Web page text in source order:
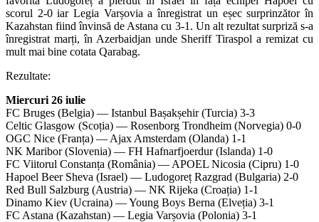
scorul 2-0 iar Legia Varșovia a înregistrat un eșec surprinzător în
Kazahstan fiind învinsă de Astana cu 3-1. Un alt rezultat surpriză s-a
înregistrat marți, în Azerbaidjan unde Sheriff Tiraspol a remizat cu
mult mai bine cotata Qarabag.
Rezultate:
Miercuri 26 iulie
FC Bruges (Belgia) — Istanbul Bașakșehir (Turcia) 3-3
Celtic Glasgow (Scoția) — Rosenborg Trondheim (Norvegia) 0-0
OGC Nice (Franța) — Ajax Amsterdam (Olanda) 1-1
NK Maribor (Slovenia) — FH Hafnarfjoerdur (Islanda) 1-0
FC Viitorul Constanța (România) — APOEL Nicosia (Cipru) 1-0
Hapoel Beer Sheva (Israel) — Ludogoreț Razgrad (Bulgaria) 2-0
Red Bull Salzburg (Austria) — NK Rijeka (Croația) 1-1
Dinamo Kiev (Ucraina) — Young Boys Berna (Elveția) 3-1
FC Astana (Kazahstan) — Legia Varșovia (Polonia) 3-1